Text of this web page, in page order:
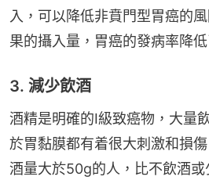
入，可以降低非賁門型胃癌的
果的攝入量，胃癌的發病率降
3. 減少飲酒
酒精是明確的I級致癌物，大量
於胃黏膜都有着很大刺激和損
酒量大於50g的人，比不飲酒